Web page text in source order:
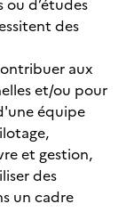
ou d’études
des
aux
et/ou pour
équipe
et gestion,
des
un cadre